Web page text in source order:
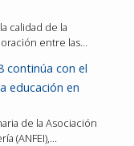
calidad de la
entre las…
continúa con el
educación en
de la Asociación
(ANFEI),…